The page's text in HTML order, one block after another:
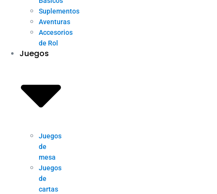
Suplementos
Aventuras
Accesorios
de Rol
Juegos
Juegos
de
mesa
Juegos
de
cartas